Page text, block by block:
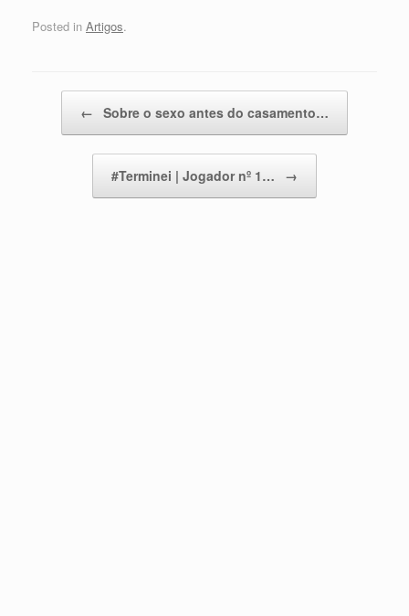
Posted in Artigos.
← Sobre o sexo antes do casamento…
#Terminei | Jogador nº 1… →